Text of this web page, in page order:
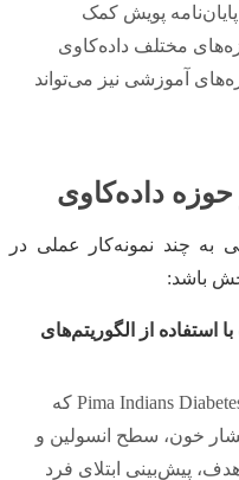
پویش کمک
مختلف داده‌کاوی
آموزشی نیز می‌تواند
به چند نمونه‌کار عملی در
باشد:
با استفاده از الگوریتم‌های
در این پروژه، از مجموعه داده Pima Indians Diabetes که
خون، سطح انسولین و
پیش‌بینی ابتلای فرد